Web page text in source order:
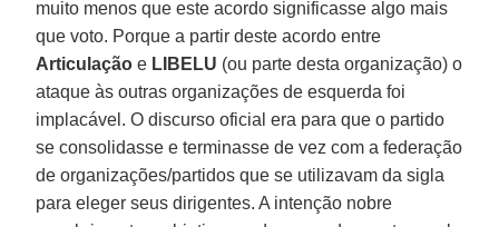
muito menos que este acordo significasse algo mais
que voto. Porque a partir deste acordo entre
Articulação e LIBELU (ou parte desta organização) o
ataque às outras organizações de esquerda foi
implacável. O discurso oficial era para que o partido
se consolidasse e terminasse de vez com a federação
de organizações/partidos que se utilizavam da sigla
para eleger seus dirigentes. A intenção nobre